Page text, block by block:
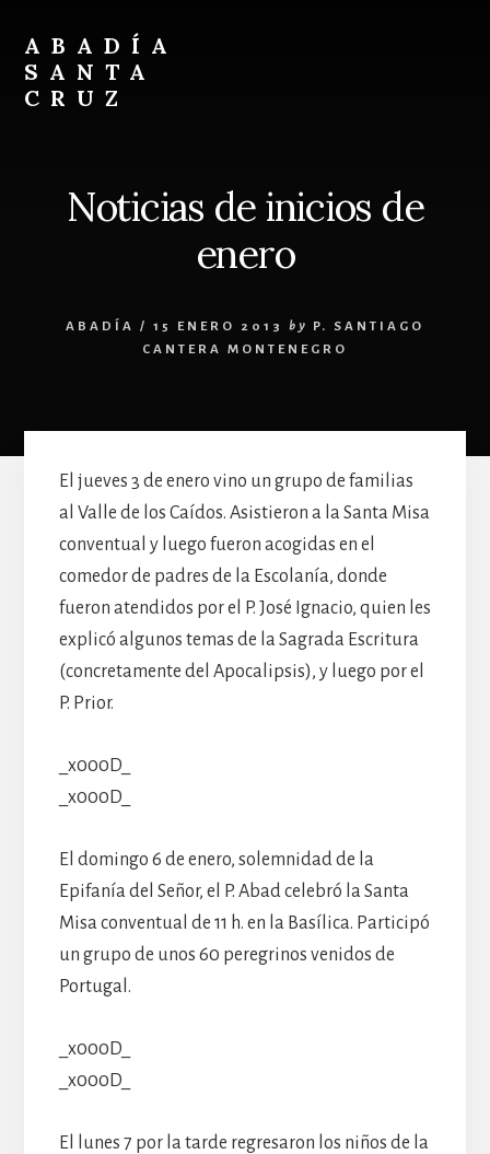
content
footer
ABADÍA
SANTA
CRUZ
Noticias de inicios de
enero
ABADÍA / 15 ENERO 2013 by
P. SANTIAGO
CANTERA MONTENEGRO
El jueves 3 de enero vino un grupo de familias
al Valle de los Caídos. Asistieron a la Santa Misa
conventual y luego fueron acogidas en el
comedor de padres de la Escolanía, donde
fueron atendidos por el P. José Ignacio, quien les
explicó algunos temas de la Sagrada Escritura
(concretamente del Apocalipsis), y luego por el
P. Prior.
_x000D_
_x000D_
El domingo 6 de enero, solemnidad de la
Epifanía del Señor, el P. Abad celebró la Santa
Misa conventual de 11 h. en la Basílica. Participó
un grupo de unos 60 peregrinos venidos de
Portugal.
_x000D_
_x000D_
El lunes 7 por la tarde regresaron los niños de la